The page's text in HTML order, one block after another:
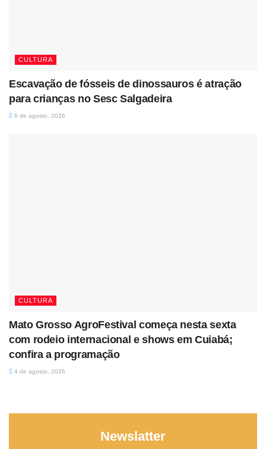
CULTURA
Escavação de fósseis de dinossauros é atração
para crianças no Sesc Salgadeira
6 de agosto, 2026
CULTURA
Mato Grosso AgroFestival começa nesta sexta
com rodeio internacional e shows em Cuiabá;
confira a programação
4 de agosto, 2026
Newslatter